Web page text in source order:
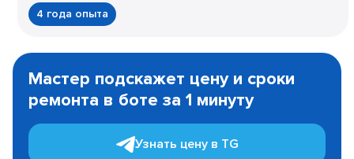
4 года опыта
1
Мастер подскажет цену и сроки
ремонта в боте за 1 минуту
Узнать цену в TG